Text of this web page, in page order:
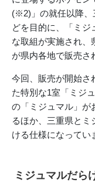
(※2)」の就任以降、
どを目的に、「ミジ
な取組が実施され、
が県内各地で販売さ
今回、販売が開始さ
た特別な1室「ミジ
の「ミジュマル」が
るほか、三重県と
ける仕様になってい
ミジュマルだら